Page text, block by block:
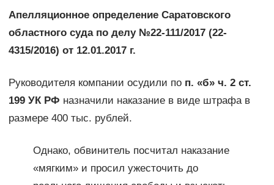
Апелляционное определение Саратовского
областного суда по делу №22-111/2017 (22-
4315/2016) от 12.01.2017 г.
Руководителя компании осудили по п. «б» ч. 2 ст.
199 УК РФ назначили наказание в виде штрафа в
размере 400 тыс. рублей.
Однако, обвинитель посчитал наказание
«мягким» и просил ужесточить до